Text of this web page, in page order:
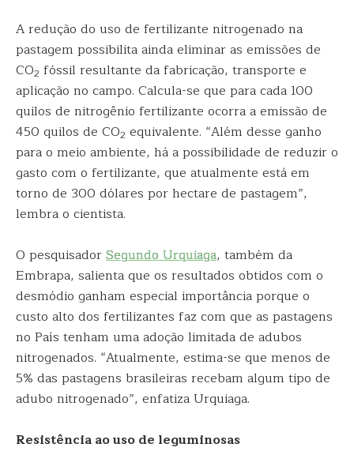
A redução do uso de fertilizante nitrogenado na
pastagem possibilita ainda eliminar as emissões de
CO2 fóssil resultante da fabricação, transporte e
aplicação no campo. Calcula-se que para cada 100
quilos de nitrogênio fertilizante ocorra a emissão de
450 quilos de CO2 equivalente. “Além desse ganho
para o meio ambiente, há a possibilidade de reduzir o
gasto com o fertilizante, que atualmente está em
torno de 300 dólares por hectare de pastagem”,
lembra o cientista.
O pesquisadorSegundo Urquiaga, também da
Embrapa, salienta que os resultados obtidos com o
desmódio ganham especial importância porque o
custo alto dos fertilizantes faz com que as pastagens
no País tenham uma adoção limitada de adubos
nitrogenados. “Atualmente, estima-se que menos de
5% das pastagens brasileiras recebam algum tipo de
adubo nitrogenado”, enfatiza Urquiaga.
Resistência ao uso de leguminosas